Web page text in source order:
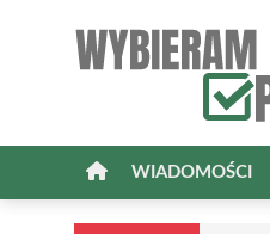
WIADOMOŚCI